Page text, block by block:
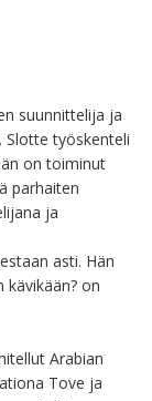
suunnittelija ja
Slotte työskenteli
on toiminut
parhaiten
ja
asti. Hän
kävikään? on
Arabian
Tove ja